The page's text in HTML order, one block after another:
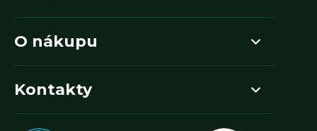
O nákupu
Kontakty